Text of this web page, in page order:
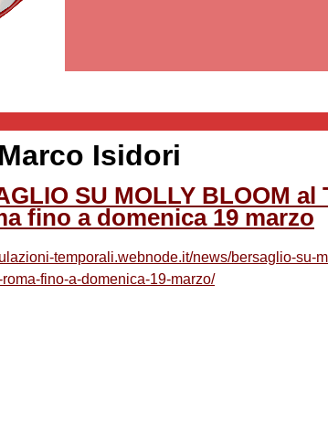
Isidori
SU MOLLY BLOOM al
fino a domenica 19 marzo
temporali.webnode.it/news/bersaglio-su-
fino-a-domenica-19-marzo/